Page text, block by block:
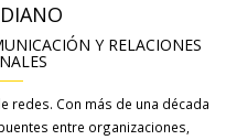
Y RELACIONES
redes. Con más de una década
entre organizaciones,